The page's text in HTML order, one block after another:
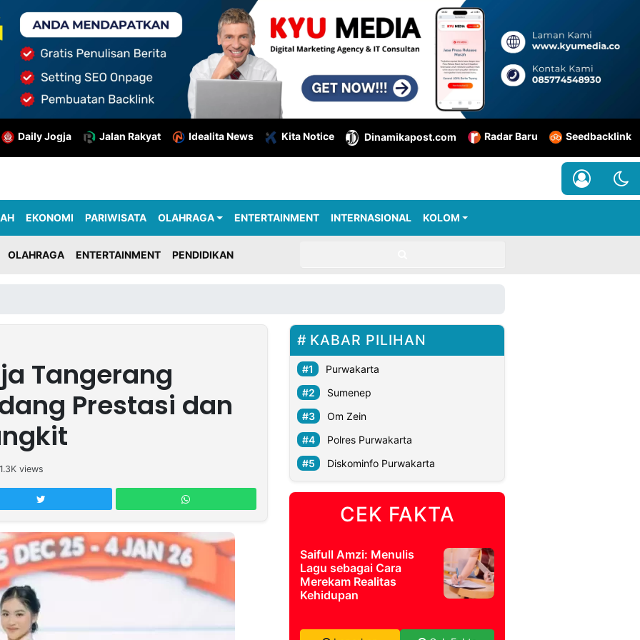
Daily Jogja Jalan Rakyat Idealita News Kita Notice Dinamikapost.com Radar Baru Seedbacklink
EKONOMI PARIWISATA OLAHRAGA ENTERTAINMENT INTERNASIONAL KOLOM
OLAHRAGA ENTERTAINMENT PENDIDIKAN
Tangerang
Prestasi dan
views
KABAR PILIHAN
Purwakarta
Sumenep
Om Zein
Polres Purwakarta
Diskominfo Purwakarta
CEK FAKTA
Saifull Amzi: Menulis
Lagu sebagai Cara
Merekam Realitas
Kehidupan